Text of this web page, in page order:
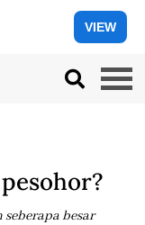
VIEW
besar